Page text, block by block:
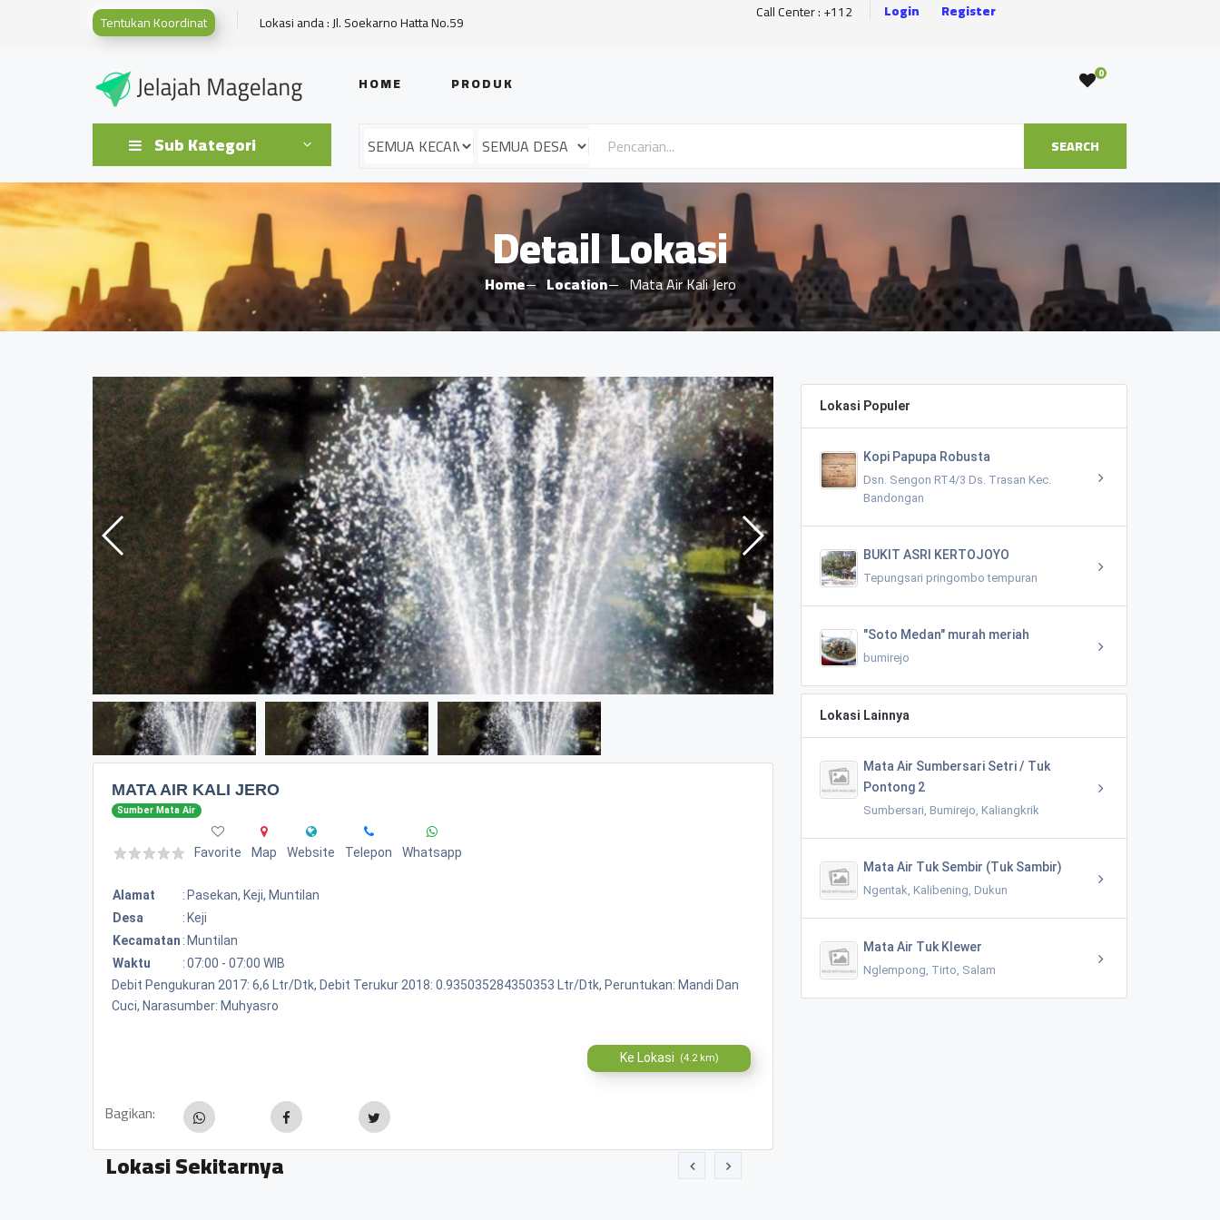
Tentukan Koordinat Lokasi anda : Jl. Soekarno Hatta No.59 Call Center : +112 Login Register
HOME PRODUK 0
Sub Kategori SEARCH
Detail Lokasi
Home Location Mata Air Kali Jero
MATA AIR KALI JERO
Sumber Mata Air
Favorite Map Website Telepon Whatsapp
Alamat : Pasekan, Keji, Muntilan
Desa
: Keji
Kecamatan : Muntilan
Waktu
:07:00 - 07:00 WIB
Debit Pengukuran 2017: 6,6 Ltr/Dtk, Debit Terukur 2018: 0.935035284350353 Ltr/Dtk, Peruntukan: Mandi Dan
Cuci, Narasumber: Muhyasro
Ke Lokasi (4.2 km)
Bagikan:
Lokasi Sekitarnya
Lokasi Populer
Kopi Papupa Robusta
Dsn. Sengon RT4/3 Ds. Trasan Kec.
Bandongan
BUKIT ASRI KERTOJOYO
Tepungsari pringombo tempuran
"Soto Medan" murah meriah
bumirejo
Lokasi Lainnya
Mata Air Sumbersari Setri / Tuk
Pontong 2
Sumbersari, Bumirejo, Kaliangkrik
Mata Air Tuk Sembir (Tuk Sambir)
Ngentak, Kalibening, Dukun
Mata Air Tuk Klewer
Nglempong, Tirto, Salam